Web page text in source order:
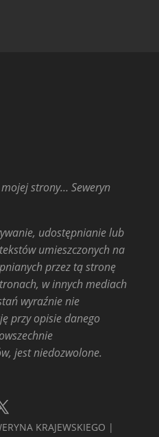
strony… Seweryn
udostępnianie lub
umieszczonych na
przez tą stronę
w innych mediach
wyraźnie nie
przy opisie danego
jest niedozwolone.
KRAJEWSKIEGO |